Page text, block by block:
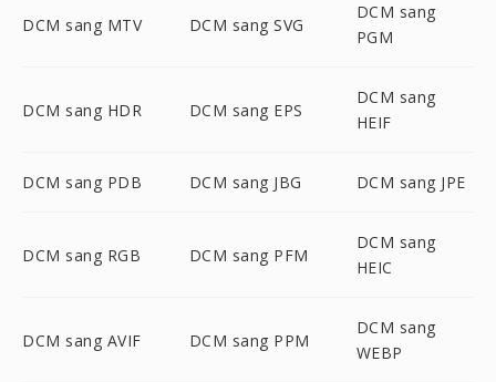
DCM sang MTV DCM sang SVG
DCM sang
PGM
DCM sang HDR DCM sang EPS
DCM sang
HEIF
DCM sang PDB DCM sang JBG DCM sang JPE
DCM sang RGB DCM sang PFM
DCM sang
HEIC
DCM sang AVIF DCM sang PPM
DCM sang
WEBP